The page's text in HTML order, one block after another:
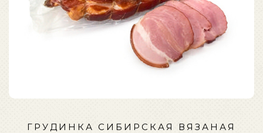
ГРУДИНКА СИБИРСКАЯ ВЯЗАНАЯ